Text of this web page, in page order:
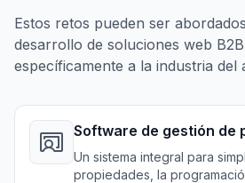
Estos retos pueden ser
desarrollo de soluciones web
específicamente a la industria del
Software de gestión de
Un sistema integral para
propiedades, la